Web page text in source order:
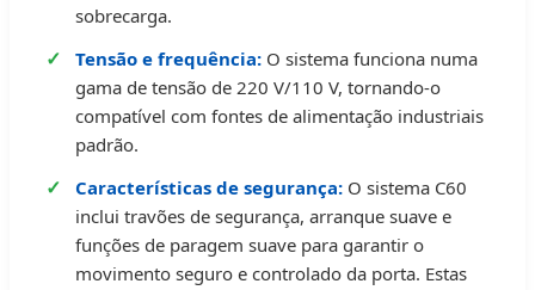
sobrecarga.
Tensão e frequência: O sistema funciona numa
gama de tensão de 220 V/110 V, tornando-o
compatível com fontes de alimentação industriais
padrão.
Características de segurança: O sistema C60
inclui travões de segurança, arranque suave e
funções de paragem suave para garantir o
movimento seguro e controlado da porta. Estas